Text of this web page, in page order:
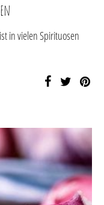
in vielen Spirituosen